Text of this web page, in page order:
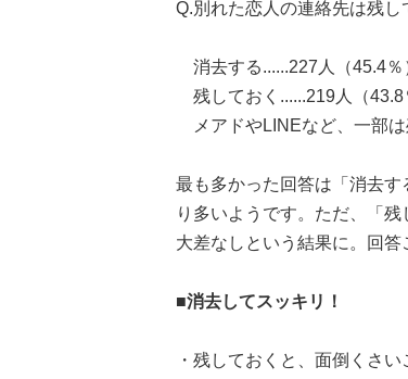
Q.別れた恋人の連絡先は残し
消去する......227人（45.4％
残しておく......219人（43.8
メアドやLINEなど、一部は
最も多かった回答は「消去
り多いようです。ただ、「
大差なしという結果に。回答
■消去してスッキリ！
・残しておくと、面倒くさ